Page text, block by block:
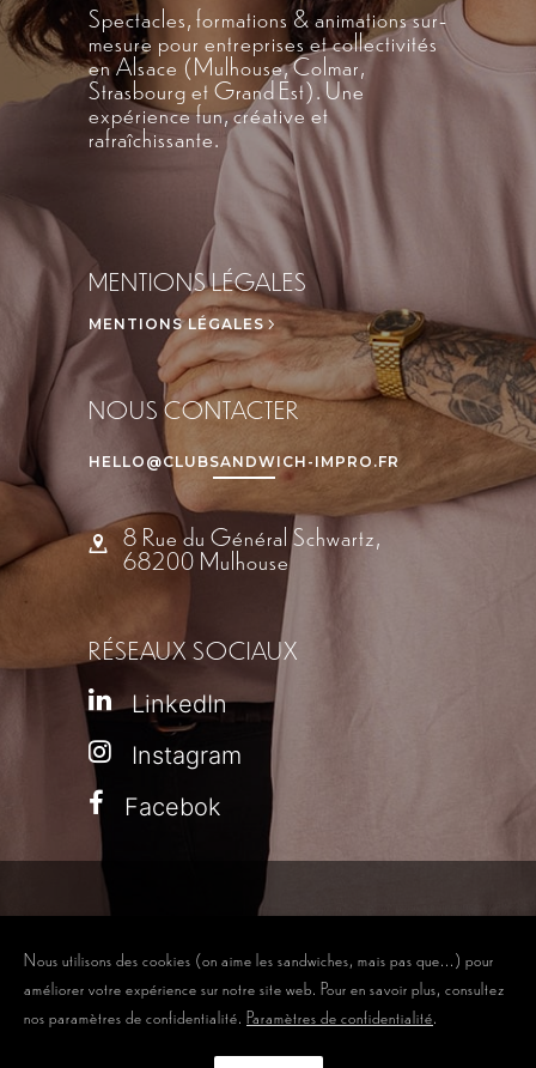
Spectacles, formations & animations sur-
mesure pour entreprises et collectivités
en Alsace (Mulhouse, Colmar,
Strasbourg et Grand Est). Une
expérience fun, créative et
rafraîchissante.
MENTIONS LÉGALES
MENTIONS LÉGALES
NOUS CONTACTER
HELLO@CLUBSANDWICH-IMPRO.FR
8 Rue du Général Schwartz,
68200 Mulhouse
RÉSEAUX SOCIAUX
LinkedIn
Instagram
Facebok
© Depuis 2006 KAREDESS - Création de sites internet à
Mulhouse
Nous utilisons des cookies (on aime les sandwiches, mais pas que...) pour
améliorer votre expérience sur notre site web. Pour en savoir plus, consultez
nos paramètres de confidentialité. Paramètres de confidentialité.